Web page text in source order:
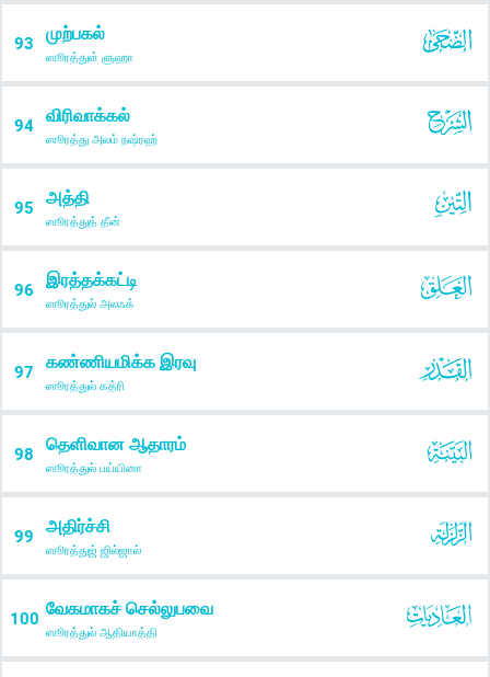
93 முற்பகல்
ஸூரத்துள் ளுஹா
94 விரிவாக்கல்
ஸூரத்து அலம் நஷ்ரஹ்
95 அத்தி
ஸூரத்துத் தீன்
96 இரத்தக்கட்டி
ஸூரத்துல் அலஃக்
97 கண்ணியமிக்க இரவு
ஸூரத்துல் கத்ரி
98 தெளிவான ஆதாரம்
ஸூரத்துல் பய்யினா
99 அதிர்ச்சி
ஸூரத்துஜ் ஜில்ஜால்
100 வேகமாகச் செல்லுபவை
ஸூரத்துல் ஆதியாத்தி